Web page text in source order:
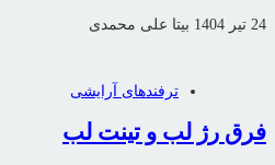
24 تیر 1404 بیتا علی محمدی
ترفندهای آرایشی
فرق رژ لب و تینت لب